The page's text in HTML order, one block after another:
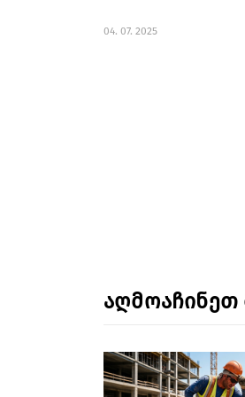
04. 07. 2025
აღმოაჩინეთ